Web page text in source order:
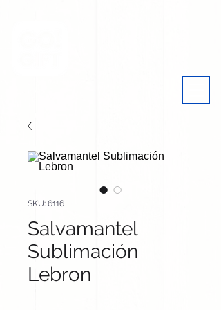
SKU: 6116
Salvamantel
Sublimación
Lebron